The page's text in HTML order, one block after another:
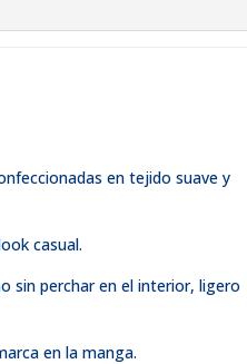
en tejido suave y
casual.
sin perchar en el interior, ligero
en la manga.